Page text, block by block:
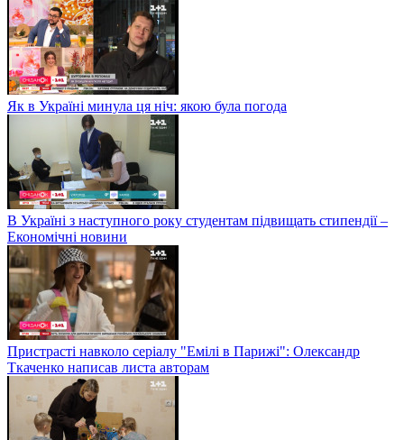
Як в Україні минула ця ніч: якою була погода
В Україні з наступного року студентам підвищать стипендії –
Економічні новини
Пристрасті навколо серіалу "Емілі в Парижі": Олександр
Ткаченко написав листа авторам